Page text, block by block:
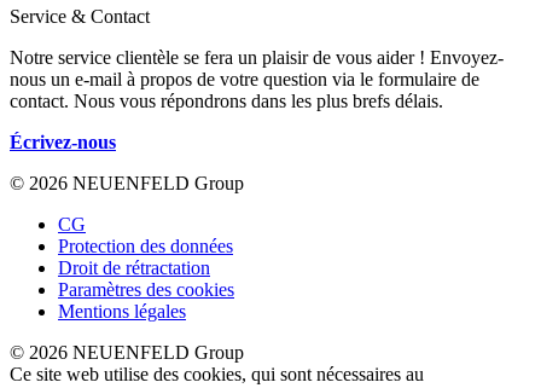
Service & Contact
Notre service clientèle se fera un plaisir de vous aider ! Envoyez-
nous un e-mail à propos de votre question via le formulaire de
contact. Nous vous répondrons dans les plus brefs délais.
Écrivez-nous
© 2026 NEUENFELD Group
CG
Protection des données
Droit de rétractation
Paramètres des cookies
Mentions légales
© 2026 NEUENFELD Group
Ce site web utilise des cookies, qui sont nécessaires au